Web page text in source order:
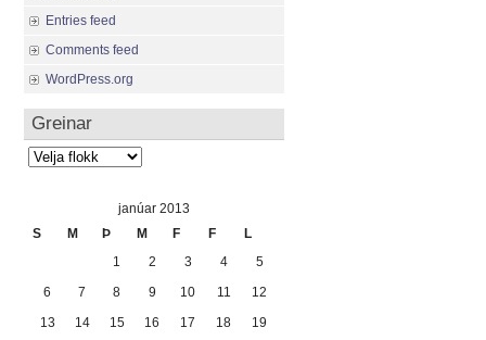
Entries feed
Comments feed
WordPress.org
Greinar
Greinar
janúar 2013
S
M Þ M F F
L
1
2 3 4
5
6
7 8 9 10 11
12
13
14 15 16 17 18
19